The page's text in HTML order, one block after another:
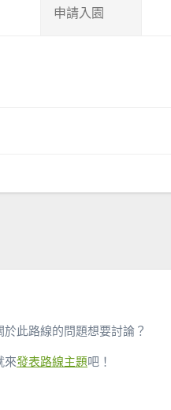
申請入園
此路線的問題想要討論？
來發表路線主題吧！